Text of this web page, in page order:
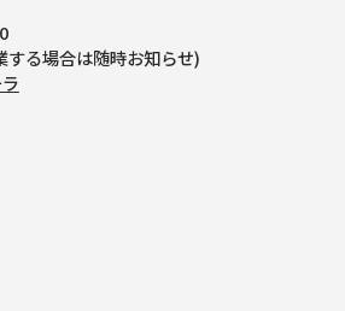
る場合は随時お知らせ)